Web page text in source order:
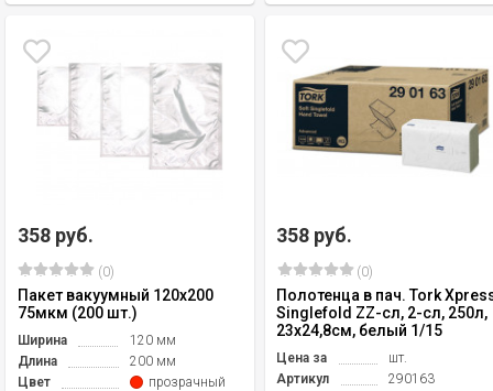
358 руб.
(0)
Пакет вакуумный 120х200
75мкм (200 шт.)
Ширина
120 мм
Длина
200 мм
Цвет
прозрачный
358 руб.
(0)
Полотенца в пач. Tork
Singlefold ZZ-сл, 2-сл, 250л,
23х24,8см, белый 1/15
Цена за
шт.
Артикул
290163